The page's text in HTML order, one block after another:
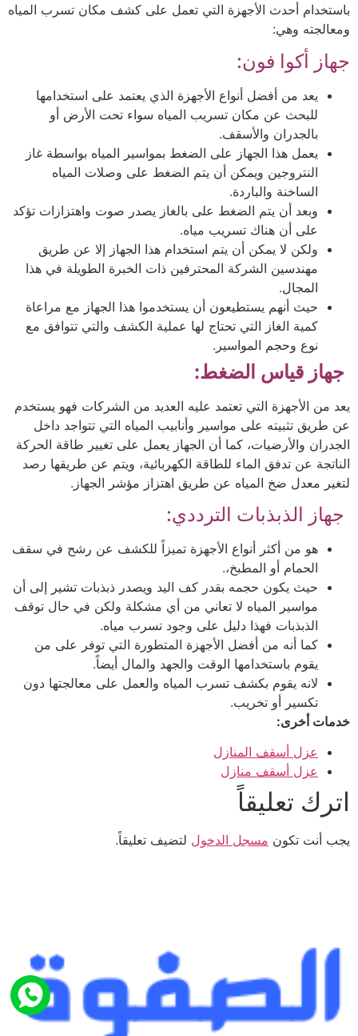
باستخدام أحدث الأجهزة التي تعمل على كشف مكان تسرب المياه
ومعالجته وهي:
جهاز أكوا فون:
يعد من أفضل أنواع الأجهزة الذي يعتمد على استخدامها
للبحث عن مكان تسريب المياه سواء تحت الأرض أو
بالجدران والأسقف.
يعمل هذا الجهاز على الضغط بمواسير المياه بواسطة غاز
النتروجين ويمكن أن يتم الضغط على وصلات المياه
الساخنة والباردة.
وبعد أن يتم الضغط على بالغاز يصدر صوت واهتزازات تؤكد
على أن هناك تسريب مياه.
ولكن لا يمكن أن يتم استخدام هذا الجهاز إلا عن طريق
مهندسين الشركة المحترفين ذات الخبرة الطويلة في هذا
المجال.
حيث أنهم يستطيعون أن يستخدموا هذا الجهاز مع مراعاة
كمية الغاز التي تحتاج لها عملية الكشف والتي تتوافق مع
نوع وحجم المواسير.
جهاز قياس الضغط:
يعد من الأجهزة التي تعتمد عليه العديد من الشركات فهو يستخدم
عن طريق تثبيته على مواسير وأنابيب المياه التي تتواجد داخل
الجدران والأرضيات، كما أن الجهاز يعمل على تغيير طاقة الحركة
الناتجة عن تدفق الماء للطاقة الكهربائية، ويتم عن طريقها رصد
لتغير معدل ضخ المياه عن طريق اهتزاز مؤشر الجهاز.
جهاز الذبذبات الترددي:
هو من أكثر أنواع الأجهزة تميزاً للكشف عن رشح في سقف
الحمام أو المطبخ،.
حيث يكون حجمه بقدر كف اليد ويصدر ذبذبات تشير إلى أن
مواسير المياه لا تعاني من أي مشكلة ولكن في حال توقف
الذبذبات فهذا دليل على وجود تسرب مياه.
كما أنه من أفضل الأجهزة المتطورة التي توفر على من
يقوم باستخدامها الوقت والجهد والمال أيضاً.
لانه يقوم بكشف تسرب المياه والعمل على معالجتها دون
تكسير أو تخريب.
خدمات أخرى:
عزل أسقف المنازل
عزل أسقف منازل
اترك تعليقاً
يجب أنت تكون مسجل الدخول لتضيف تعليقاً.